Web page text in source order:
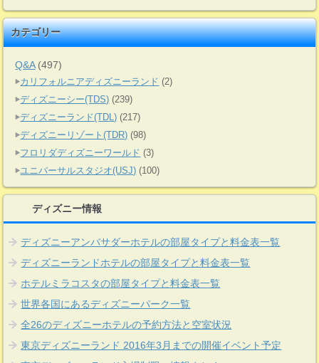
カテゴリー
Q&A(497)
カリフォルニアディズニーランド (2)
ディズニーシー(TDS) (239)
ディズニーランド(TDL) (217)
ディズニーリゾート(TDR) (98)
フロリダディズニーワールド (3)
ユニバーサルスタジオ(USJ) (100)
ディズニー情報
ディズニーアンバサダーホテルの部屋タイプと料金表一覧
ディズニーランドホテルの部屋タイプと料金表一覧
ホテルミラコスタの部屋タイプと料金表一覧
世界各国にあるディズニーパーク一覧
全26のディズニーホテルの予約方法と空室状況
東京ディズニーランド 2016年3月までの開催イベント予定